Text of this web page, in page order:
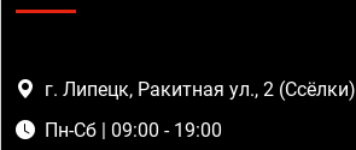
г. Липецк, Ракитная ул., 2 (Ссёлки)
Пн-Сб | 09:00 - 19:00